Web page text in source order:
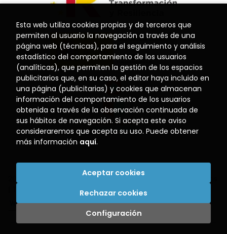
Librería El Puerto . Todos los Derechos Reservados
Esta web utiliza cookies propias y de terceros que
permiten al usuario la navegación a través de una
página web (técnicas), para el seguimiento y análisis
estadístico del comportamiento de los usuarios
(analíticas), que permiten la gestión de los espacios
publicitarios que, en su caso, el editor haya incluido en
una página (publicitarias) y cookies que almacenan
información del comportamiento de los usuarios
obtenida a través de la observación continuada de
sus hábitos de navegación. Si acepta este aviso
consideraremos que acepta su uso. Puede obtener
más información aquí.
Configuración
Rechazar cookies
Aceptar cookies